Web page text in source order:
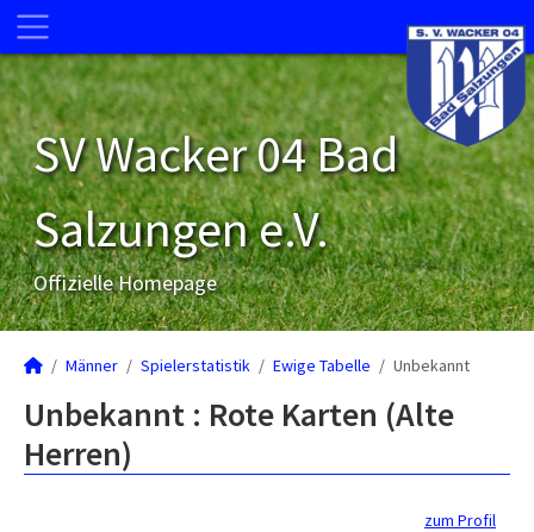
SV Wacker 04 Bad
Salzungen e.V.
Offizielle Homepage
Männer Spielerstatistik Ewige Tabelle Unbekannt
Unbekannt : Rote Karten (Alte
Herren)
zum Profil